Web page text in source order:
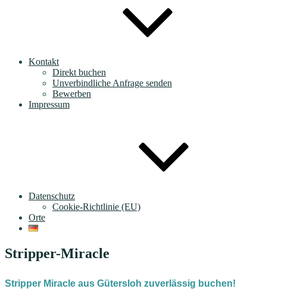
Kontakt
Direkt buchen
Unverbindliche Anfrage senden
Bewerben
Impressum
Datenschutz
Cookie-Richtlinie (EU)
Orte
Stripper-Miracle
Stripper Miracle aus Gütersloh zuverlässig buchen!